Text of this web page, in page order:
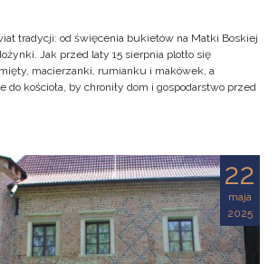
tradycji: od święcenia bukietów na Matki Boskiej
Jak przed laty 15 sierpnia plotło się
macierzanki, rumianku i makówek, a
do kościoła, by chroniły dom i gospodarstwo przed
22
maja
2025